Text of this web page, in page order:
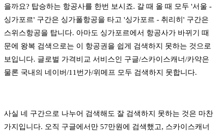
을까요? 탑승하는 항공사를 한번 보시죠. 갈 때 올 때 모두 '서울 -
싱가포르' 구간은 싱가폴항공을 타고 '싱가포르 - 취리히' 구간은
스위스항공을 탑니다. 아마도 싱가포르에서 항공사가 바뀌기 때
문에 왕복 검색으로는 이 항공권을 쉽게 검색하지 못하는 것으로
보입니다. 글로벌 가격비교 서비스인 구글/스카이스캐너/카약은
물론 국내의 네이버/11번가/위메프 모두 검색하지 못합니다.
사실 네 구간으로 나누어 검색해도 잘 검색하지 못하는 것은 마찬
가지입니다. 오직 구글에서만 57만원에 검색했고, 스카이스캐너